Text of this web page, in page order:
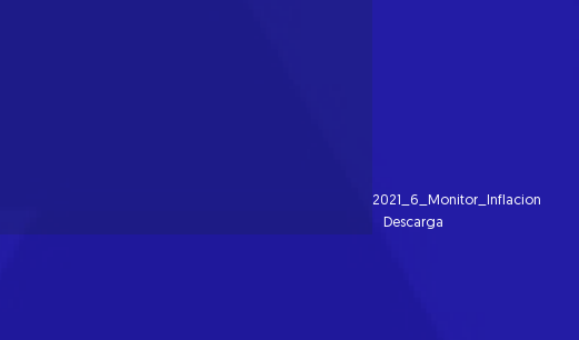
2021_6_Monitor_Inflacion
Descarga